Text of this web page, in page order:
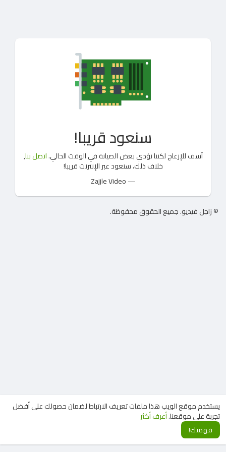
يستخدم موقع الويب هذا ملفات تعريف الارتباط لضمان حصولك على أفضل
تجربة على موقعنا.أعرف أكثر
فهمتك!
سنعود قريبا!
آسف للإزعاج لكننا نؤدي بعض الصيانة في الوقت الحالي.اتصل بنا,
خلاف ذلك، سنعود عبر الإنترنت قريبا!
— Zajjle Video
© زاجل فيديو. جميع الحقوق محفوظة.